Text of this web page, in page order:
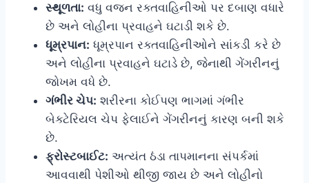
સ્થૂળતા: વધુ વજન રક્તવાહિનીઓ પર દબાણ વધારે
છે અને લોહીના પ્રવાહને ઘટાડી શકે છે.
ધૂમ્રપાન: ધૂમ્રપાન રક્તવાહિનીઓને સાંકડી કરે છે
અને લોહીના પ્રવાહને ઘટાડે છે, જેનાથી ગેંગરીનનું
જોખમ વધે છે.
ગંભીર ચેપ: શરીરના કોઈપણ ભાગમાં ગંભીર
બેક્ટેરિયલ ચેપ ફેલાઈને ગેંગરીનનું કારણ બની શકે
છે.
ફ્રોસ્ટબાઈટ: અત્યંત ઠંડા તાપમાનના સંપર્કમાં
આવવાથી પેશીઓ થીજી જાય છે અને લોહીનો